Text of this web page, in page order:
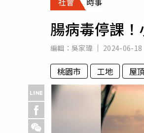
腸病毒停課
編輯： 吳家瑋 2024-06-
桃園市 工地 屋頂